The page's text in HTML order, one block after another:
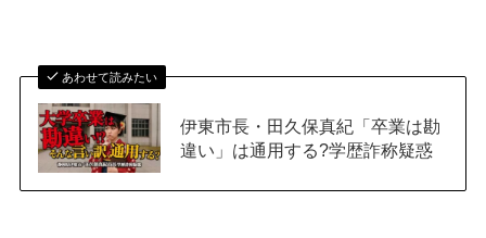
あわせて読みたい
伊東市長・田久保真紀「卒業は勘
違い」は通用する?学歴詐称疑惑